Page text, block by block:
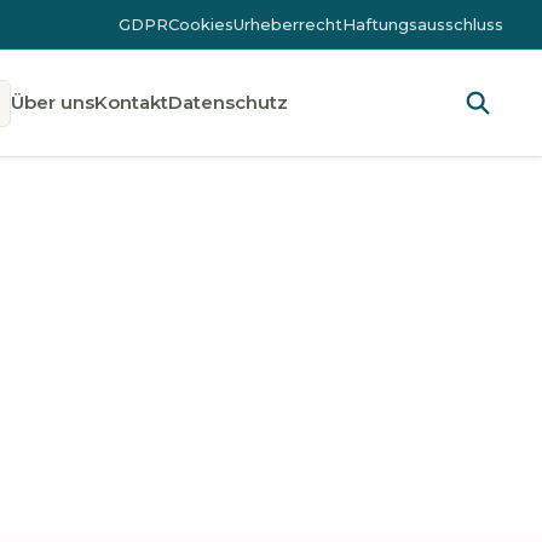
GDPRCookiesUrheberrechtHaftungsausschluss
Über unsKontaktDatenschutz